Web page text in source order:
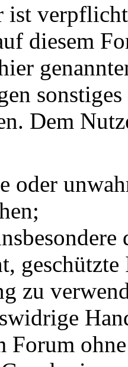
ist
diesem
Dem
oder
geschützte
zu
Forum